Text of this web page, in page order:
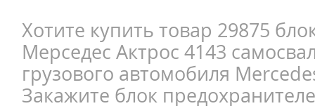
Хотите купить товар 29875
Мерседес Актрос 4143
грузового автомобиля
Закажите блок